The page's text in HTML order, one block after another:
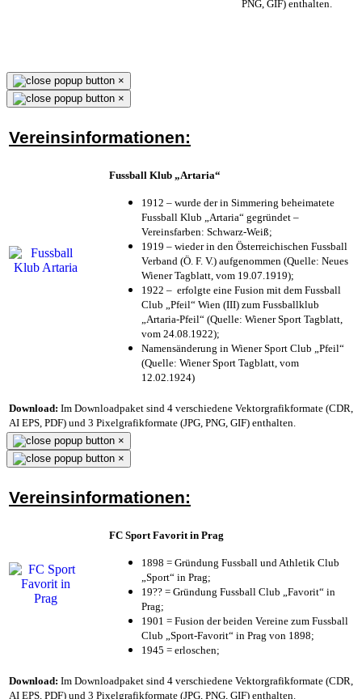
PNG, GIF) enthalten.
×
×
Vereinsinformationen:
Fussball Klub „Artaria“
1912 – wurde der in Simmering beheimatete
Fussball Klub „Artaria“ gegründet –
Vereinsfarben: Schwarz-Weiß;
1919 – wieder in den Österreichischen Fussball
Verband (Ö. F. V.) aufgenommen (Quelle: Neues
Wiener Tagblatt, vom 19.07.1919);
1922 – erfolgte eine Fusion mit dem Fussball
Club „Pfeil“ Wien (III) zum Fussballklub
„Artaria-Pfeil“ (Quelle: Wiener Sport Tagblatt,
vom 24.08.1922);
Namensänderung in Wiener Sport Club „Pfeil“
(Quelle: Wiener Sport Tagblatt, vom
12.02.1924)
Download: Im Downloadpaket sind 4 verschiedene Vektorgrafikformate (CDR,
AI EPS, PDF) und 3 Pixelgrafikformate (JPG, PNG, GIF) enthalten.
×
×
Vereinsinformationen:
FC Sport Favorit in Prag
1898 = Gründung Fussball und Athletik Club
„Sport“ in Prag;
19?? = Gründung Fussball Club „Favorit“ in
Prag;
1901 = Fusion der beiden Vereine zum Fussball
Club „Sport-Favorit“ in Prag von 1898;
1945 = erloschen;
Download: Im Downloadpaket sind 4 verschiedene Vektorgrafikformate (CDR,
AI EPS, PDF) und 3 Pixelgrafikformate (JPG, PNG, GIF) enthalten.